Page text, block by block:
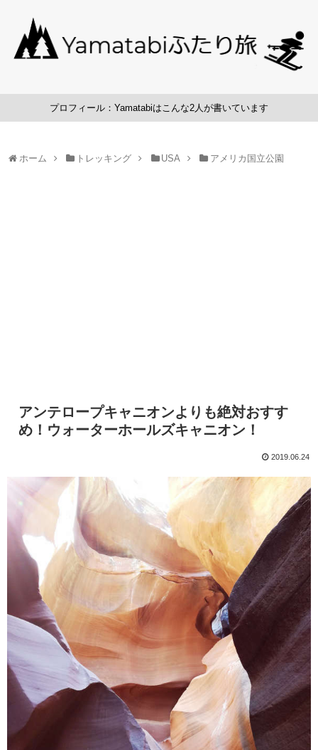
プロフィール：Yamatabiはこんな2人が書いています
ホーム トレッキング USA アメリカ国立公園
アンテロープキャニオンよりも絶対おすす
め！ウォーターホールズキャニオン！
2019.06.24